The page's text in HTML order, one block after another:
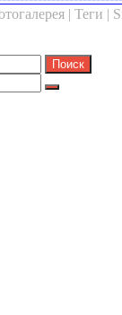
| Теги |
Search